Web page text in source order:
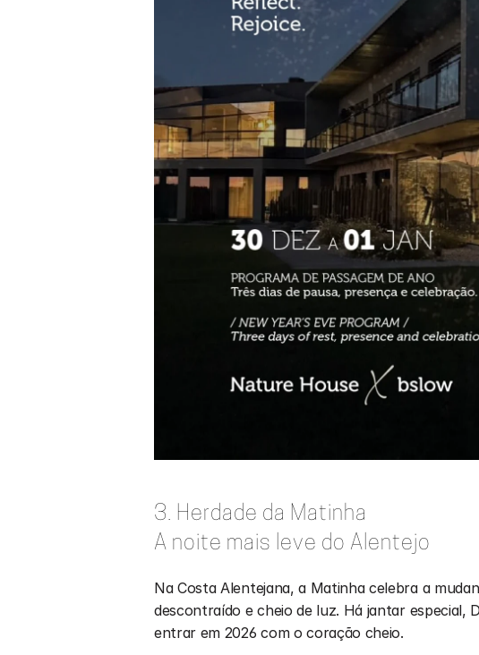
3. Herdade da Matinha
A noite mais leve do Alentejo
Na Costa Alentejana, a Matinha celebra a
descontraído e cheio de luz. Há jantar especial,
entrar em 2026 com o coração cheio.